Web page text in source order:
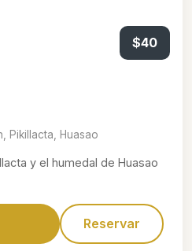
$40
Pikillacta, Huasao
y el humedal de Huasao
Reservar